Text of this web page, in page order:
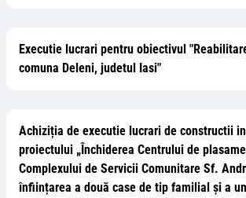
Executie lucrari pentru obiectivul
comuna Deleni, judetul Iasi"
Achiziția de executie lucrari de constructii
proiectului „Închiderea Centrului de
Complexului de Servicii Comunitare Sf.
înființarea a două case de tip familial și a